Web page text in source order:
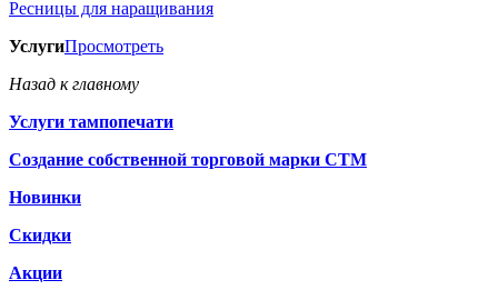
Ресницы для наращивания
УслугиПросмотреть
Назад к главному
Услуги тампопечати
Создание собственной торговой марки СТМ
Новинки
Скидки
Акции